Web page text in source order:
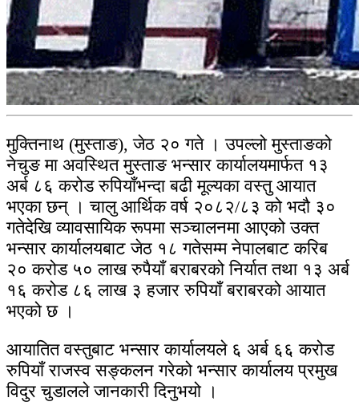
मुक्तिनाथ (मुस्ताङ), जेठ २० गते । उपल्लो मुस्ताङको
नेचुङ मा अवस्थित मुस्ताङ भन्सार कार्यालयमार्फत १३
अर्ब ८६ करोड रुपियाँभन्दा बढी मूल्यका वस्तु आयात
भएका छन् । चालु आर्थिक वर्ष २०८२/८३ को भदौ ३०
गतेदेखि व्यावसायिक रूपमा सञ्चालनमा आएको उक्त
भन्सार कार्यालयबाट जेठ १८ गतेसम्म नेपालबाट करिब
२० करोड ५० लाख रुपैयाँ बराबरको निर्यात तथा १३ अर्ब
१६ करोड ८६ लाख ३ हजार रुपियाँ बराबरको आयात
भएको छ ।
आयातित वस्तुबाट भन्सार कार्यालयले ६ अर्ब ६६ करोड
रुपियाँ राजस्व सङ्कलन गरेको भन्सार कार्यालय प्रमुख
विदुर चुडालले जानकारी दिनुभयो ।